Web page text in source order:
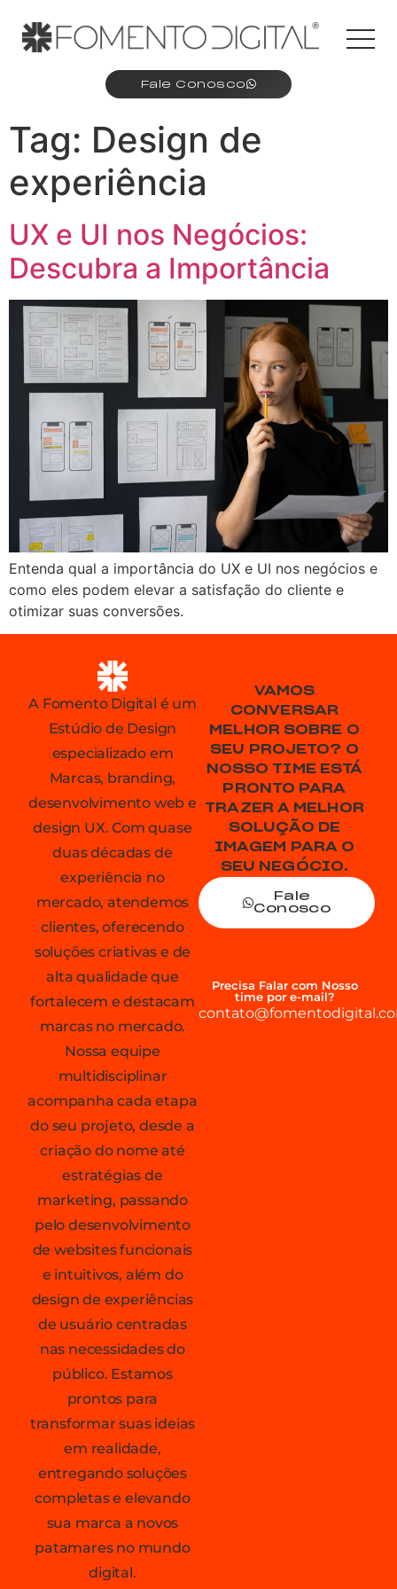
Fale Conosco
Tag: Design de
experiência
UX e UI nos Negócios:
Descubra a Importância
Entenda qual a importância do UX e UI nos negócios e
como eles podem elevar a satisfação do cliente e
otimizar suas conversões.
A Fomento Digital é um
Estúdio de Design
especializado em
Marcas, branding,
desenvolvimento web e
design UX. Com quase
duas décadas de
experiência no
mercado, atendemos
clientes, oferecendo
soluções criativas e de
alta qualidade que
fortalecem e destacam
marcas no mercado.
Nossa equipe
multidisciplinar
acompanha cada etapa
do seu projeto, desde a
criação do nome até
estratégias de
marketing, passando
pelo desenvolvimento
de websites funcionais
e intuitivos, além do
design de experiências
de usuário centradas
nas necessidades do
público. Estamos
prontos para
transformar suas ideias
em realidade,
entregando soluções
completas e elevando
sua marca a novos
patamares no mundo
digital.
VAMOS
CONVERSAR
MELHOR SOBRE O
SEU PROJETO? O
NOSSO TIME ESTÁ
PRONTO PARA
TRAZER A MELHOR
SOLUÇÃO DE
IMAGEM PARA O
SEU NEGÓCIO.
Fale
Conosco
Precisa Falar com Nosso
time por e-mail?